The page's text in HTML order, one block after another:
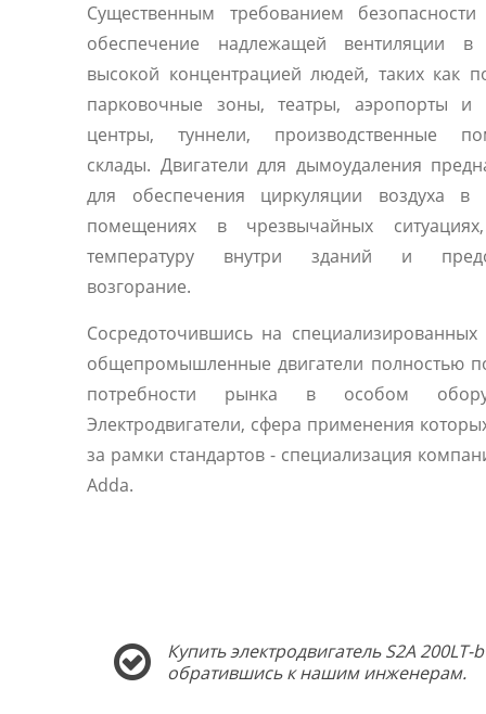
Существенным требованием безопасности
обеспечение надлежащей вентиляции
высокой концентрацией людей, таких как
парковочные зоны, театры, аэропорты и
центры, туннели, производственные
склады. Двигатели для дымоудаления
для обеспечения циркуляции воздуха в
помещениях в чрезвычайных
температуру внутри зданий и
возгорание.
Сосредоточившись на специализированных
общепромышленные двигатели полностью
потребности рынка в особом
Электродвигатели, сфера применения
за рамки стандартов - специализация
Adda.
Купить электродвигатель S2A
обратившись к нашим инженерам.